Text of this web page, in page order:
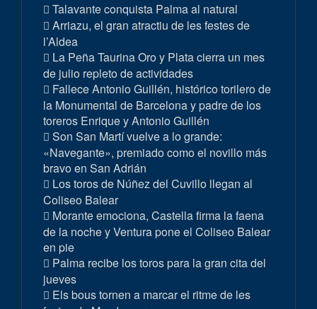
Talavante conquista Palma al natural
Arriazu, el gran atractiu de les festes de
l’Aldea
La Peña Taurina Oro y Plata cierra un mes
de julio repleto de actividades
Fallece Antonio Guillén, histórico torilero de
la Monumental de Barcelona y padre de los
toreros Enrique y Antonio Guillén
Son San Martí vuelve a lo grande:
«Navegante», premiado como el novillo más
bravo en San Adrián
Los toros de Núñez del Cuvillo llegan al
Coliseo Balear
Morante emociona, Castella firma la faena
de la noche y Ventura pone el Coliseo Balear
en pie
Palma recibe los toros para la gran cita del
jueves
Els bous tornen a marcar el ritme de les